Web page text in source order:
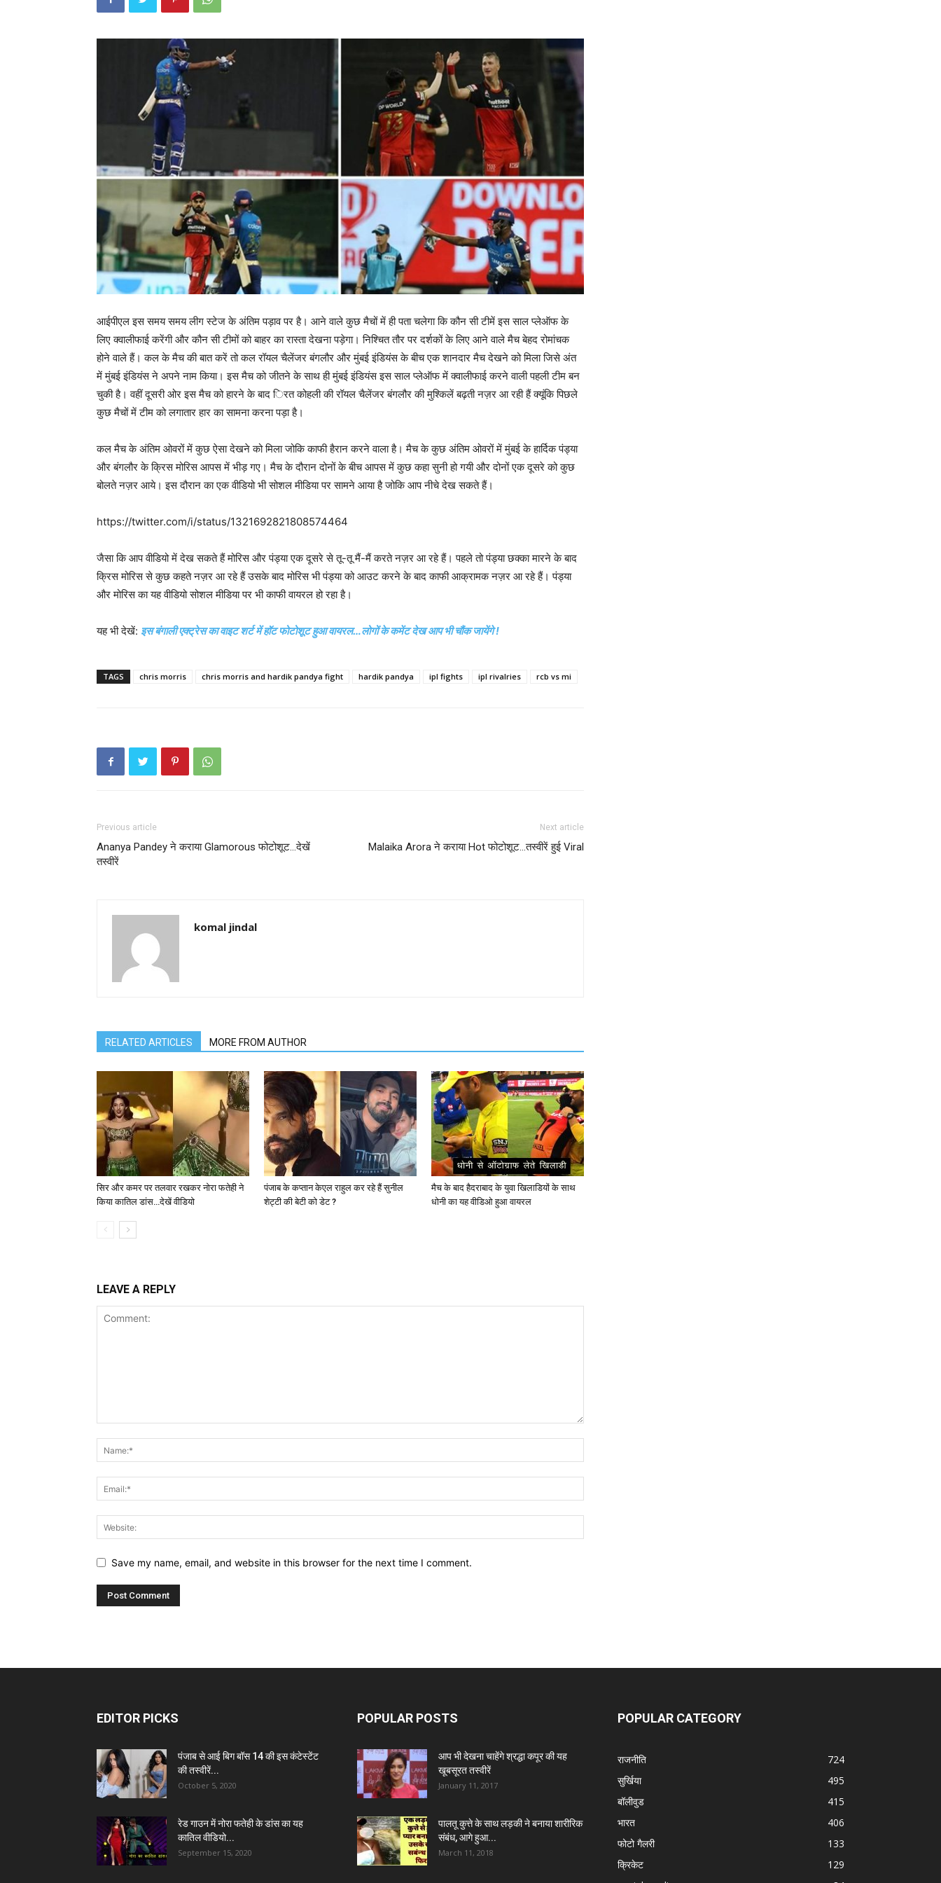
आईपीएल इस समय समय लीग स्टेज के अंतिम पड़ाव पर है। आने वाले कुछ मैचों में ही पता चलेगा कि कौन सी टीमें इस साल प्लेऑफ के
लिए क्वालीफाई करेंगी और कौन सी टीमों को बाहर का रास्ता देखना पड़ेगा। निश्चित तौर पर दर्शकों के लिए आने वाले मैच बेहद रोमांचक
होने वाले हैं। कल के मैच की बात करें तो कल रॉयल चैलेंजर बंगलौर और मुंबई इंडियंस के बीच एक शानदार मैच देखने को मिला जिसे अंत
में मुंबई इंडियंस ने अपने नाम किया। इस मैच को जीतने के साथ ही मुंबई इंडियंस इस साल प्लेऑफ में क्वालीफाई करने वाली पहली टीम बन
चुकी है। वहीं दूसरी ओर इस मैच को हारने के बाद िरत कोहली की रॉयल चैलेंजर बंगलौर की मुश्किलें बढ़ती नज़र आ रही हैं क्यूंकि पिछले
कुछ मैचों में टीम को लगातार हार का सामना करना पड़ा है।
कल मैच के अंतिम ओवरों में कुछ ऐसा देखने को मिला जोकि काफी हैरान करने वाला है। मैच के कुछ अंतिम ओवरों में मुंबई के हार्दिक पंड्या
और बंगलौर के क्रिस मोरिस आपस में भीड़ गए। मैच के दौरान दोनों के बीच आपस में कुछ कहा सुनी हो गयी और दोनों एक दूसरे को कुछ
बोलते नज़र आये। इस दौरान का एक वीडियो भी सोशल मीडिया पर सामने आया है जोकि आप नीचे देख सकते हैं।
https://twitter.com/i/status/1321692821808574464
जैसा कि आप वीडियो में देख सकते हैं मोरिस और पंड्या एक दूसरे से तू-तू मैं-मैं करते नज़र आ रहे हैं। पहले तो पंड्या छक्का मारने के बाद
क्रिस मोरिस से कुछ कहते नज़र आ रहे हैं उसके बाद मोरिस भी पंड्या को आउट करने के बाद काफी आक्रामक नज़र आ रहे हैं। पंड्या
और मोरिस का यह वीडियो सोशल मीडिया पर भी काफी वायरल हो रहा है।
यह भी देखें: इस बंगाली एक्ट्रेस का वाइट शर्ट में हॉट फोटोशूट हुआ वायरल…लोगों के कमेंट देख आप भी चौंक जायेंगे !
TAGS chris morris chris morris and hardik pandya fight hardik pandya ipl fights ipl rivalries rcb vs mi
Previous article
Ananya Pandey ने कराया Glamorous फोटोशूट…देखें
तस्वीरें
Next article
Malaika Arora ने कराया Hot फोटोशूट…तस्वीरें हुई Viral
komal jindal
RELATED ARTICLES MORE FROM AUTHOR
सिर और कमर पर तलवार रखकर नोरा फतेही ने
किया कातिल डांस…देखें वीडियो
पंजाब के कप्तान केएल राहुल कर रहे हैं सुनील
शेट्टी की बेटी को डेट ?
मैच के बाद हैदराबाद के युवा खिलाडियों के साथ
धोनी का यह वीडिओ हुआ वायरल
LEAVE A REPLY
Save my name, email, and website in this browser for the next time I comment.
EDITOR PICKS
पंजाब से आई बिग बॉस 14 की इस कंटेस्टेंट
की तस्वीरें...
October 5, 2020
रेड गाउन में नोरा फतेही के डांस का यह
कातिल वीडियो...
September 15, 2020
POPULAR POSTS
आप भी देखना चाहेंगे श्रद्धा कपूर की यह
खूबसूरत तस्वीरें
January 11, 2017
पालतू कुत्ते के साथ लड़की ने बनाया शारीरिक
संबंध, आगे हुआ...
March 11, 2018
POPULAR CATEGORY
राजनीति
724
सुर्खिया
495
बॉलीवुड
415
भारत
406
फोटो गैलरी
133
क्रिकेट
129